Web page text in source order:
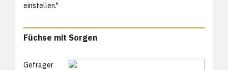
einstellen."
Füchse mit Sorgen
Gefrager